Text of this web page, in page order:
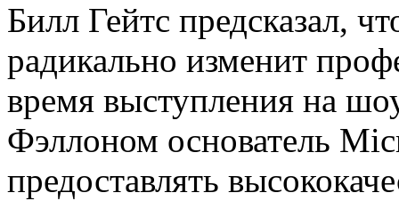
Билл Гейтс предсказал,
радикально изменит
время выступления на
Фэллоном основатель
предоставлять